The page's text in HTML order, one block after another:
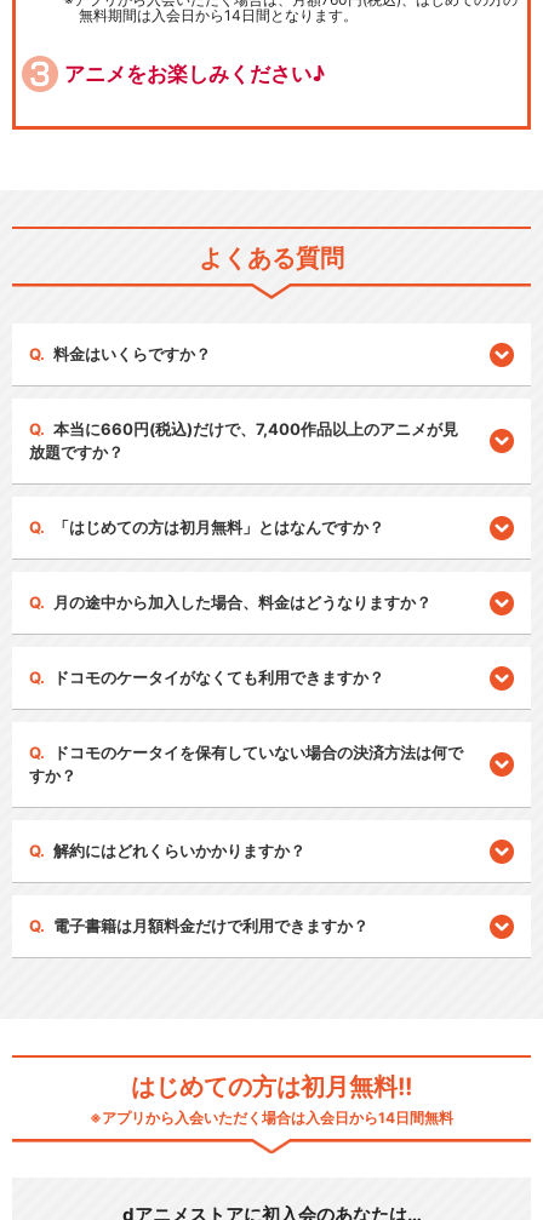
無料期間は入会日から14日間となります。
アニメをお楽しみください♪
よくある質問
料金はいくらですか？
本当に660円(税込)だけで、7,400作品以上のアニメが見
放題ですか？
「はじめての方は初月無料」とはなんですか？
月の途中から加入した場合、料金はどうなりますか？
ドコモのケータイがなくても利用できますか？
ドコモのケータイを保有していない場合の決済方法は何で
すか？
解約にはどれくらいかかりますか？
電子書籍は月額料金だけで利用できますか？
はじめての方は初月無料!!
※アプリから入会いただく場合は入会日から14日間無料
dアニメストアに初入会のあなたは…